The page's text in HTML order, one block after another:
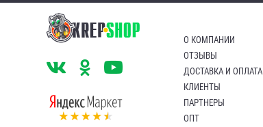
О КОМПАНИИ
ОТЗЫВЫ
ДОСТАВКА И ОПЛАТА
КЛИЕНТЫ
ПАРТНЕРЫ
ОПТ